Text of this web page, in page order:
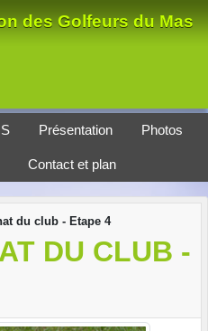
des Golfeurs du Mas
Présentation Photos
Contact et plan
du club - Etape 4
DU CLUB -